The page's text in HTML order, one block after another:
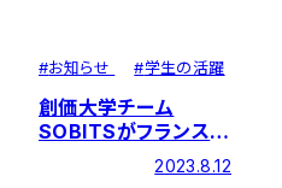
#お知らせ #学生の活躍
創価大学チーム
SOBITSがフランスで
「RoboCup23
2023.8.12